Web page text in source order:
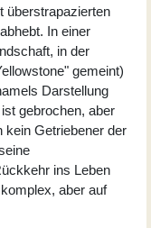
überstrapazierten
In einer
in der
gemeint)
Darstellung
gebrochen, aber
kein Getriebener der
ins Leben
aber auf